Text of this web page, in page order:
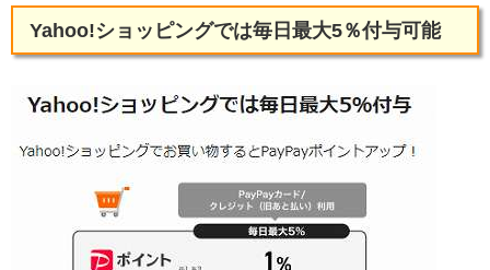
Yahoo!ショッピングでは毎日最大5％付与可能